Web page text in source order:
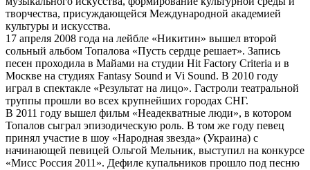
творчества, присуждающейся Международной академией
культуры и искусства.
17 апреля 2008 года на лейбле «Никитин» вышел второй
сольный альбом Топалова «Пусть сердце решает». Запись
песен проходила в Майами на студии Hit Factory Criteria и в
Москве на студиях Fantasy Sound и Vi Sound. В 2010 году
играл в спектакле «Результат на лицо». Гастроли театральной
труппы прошли во всех крупнейших городах СНГ.
В 2011 году вышел фильм «Неадекватные люди», в котором
Топалов сыграл эпизодическую роль. В том же году певец
принял участие в шоу «Народная звезда» (Украина) с
начинающей певицей Ольгой Мельник, выступил на конкурсе
«Мисс Россия 2011». Дефиле купальников прошло под песню